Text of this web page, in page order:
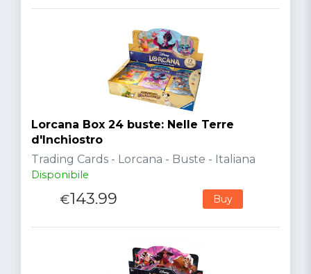
Lorcana Box 24 buste: Nelle Terre
d'Inchiostro
Trading Cards - Lorcana - Buste - Italiana
Disponibile
€143.99 Buy